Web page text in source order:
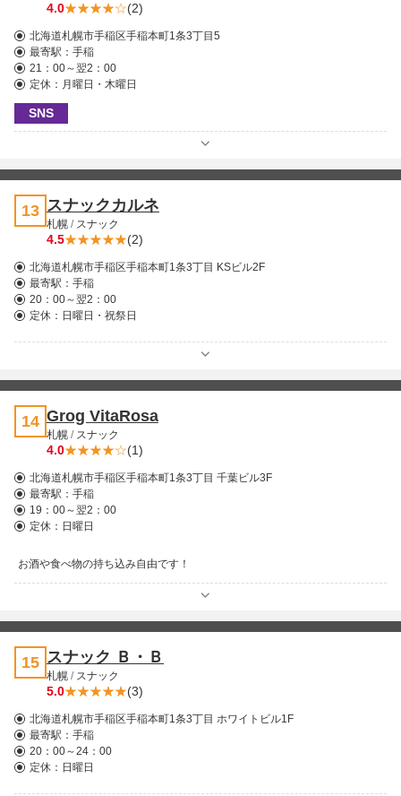
4.0 (2)
北海道札幌市手稲区手稲本町1条3丁目5
最寄駅： 手稲
21：00～翌2：00
定休：月曜日・木曜日
SNS
13 スナックカルネ
札幌 / スナック
4.5 (2)
北海道札幌市手稲区手稲本町1条3丁目 KSビル2F
最寄駅： 手稲
20：00～翌2：00
定休：日曜日・祝祭日
14 Grog VitaRosa
札幌 / スナック
4.0 (1)
北海道札幌市手稲区手稲本町1条3丁目 千葉ビル3F
最寄駅： 手稲
19：00～翌2：00
定休：日曜日
お酒や食べ物の持ち込み自由です！
15 スナック Ｂ・Ｂ
札幌 / スナック
5.0 (3)
北海道札幌市手稲区手稲本町1条3丁目 ホワイトビル1F
最寄駅： 手稲
20：00～24：00
定休：日曜日